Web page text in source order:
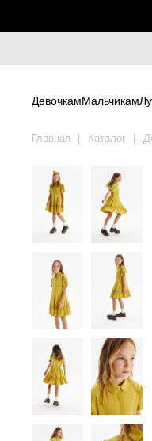
ДевочкамМальчикам
Главная Каталог